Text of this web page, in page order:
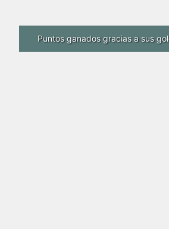
Puntos ganados gracias a sus